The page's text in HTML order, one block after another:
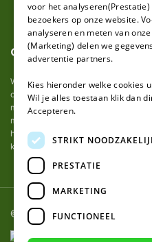
Over ons
Wij van robotmaaier-mesjes.nl
onderhoud van robot grasmaaier
maken. Uit ervaring merkten we
messen voor een automatische
het u makkelijk te maken om de
kopen.
© 2026 Robotmaaier-
voor het analyseren(Prestatie)
bezoekers op onze website.
analyseren en meten van
(Marketing) delen we
advertentie partners.
Kies hieronder welke cookies
Wil je alles toestaan klik dan
Accepteren.
STRIKT
PRESTATIE
MARKETING
FUNCTIONEEL